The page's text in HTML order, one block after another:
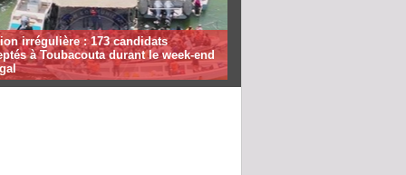
irrégulière : 173 candidats
à Toubacouta durant le week-end